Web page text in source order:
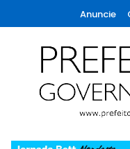
To
Content
Anuncie
Prefeitos